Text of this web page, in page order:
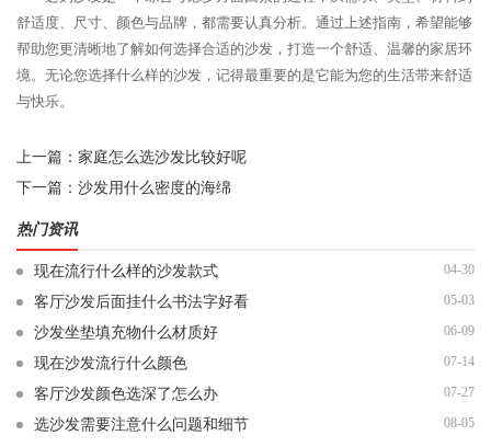
舒适度、尺寸、颜色与品牌，都需要认真分析。通过上述指南，希望能够
帮助您更清晰地了解如何选择合适的沙发，打造一个舒适、温馨的家居环
境。无论您选择什么样的沙发，记得最重要的是它能为您的生活带来舒适
与快乐。
上一篇： 家庭怎么选沙发比较好呢
下一篇： 沙发用什么密度的海绵
热门资讯
现在流行什么样的沙发款式 04-30
客厅沙发后面挂什么书法字好看 05-03
沙发坐垫填充物什么材质好 06-09
现在沙发流行什么颜色 07-14
客厅沙发颜色选深了怎么办 07-27
选沙发需要注意什么问题和细节 08-05